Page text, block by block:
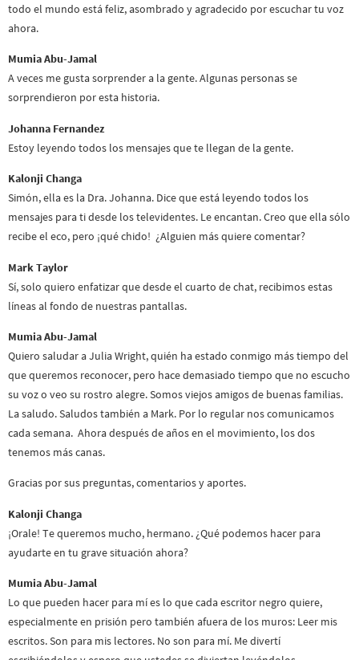
todo el mundo está feliz, asombrado y agradecido por escuchar tu voz
ahora.
Mumia Abu-Jamal
A veces me gusta sorprender a la gente. Algunas personas se
sorprendieron por esta historia.
Johanna Fernandez
Estoy leyendo todos los mensajes que te llegan de la gente.
Kalonji Changa
Simón, ella es la Dra. Johanna. Dice que está leyendo todos los
mensajes para ti desde los televidentes. Le encantan. Creo que ella sólo
recibe el eco, pero ¡qué chido! ¿Alguien más quiere comentar?
Mark Taylor
Sí, solo quiero enfatizar que desde el cuarto de chat, recibimos estas
líneas al fondo de nuestras pantallas.
Mumia Abu-Jamal
Quiero saludar a Julia Wright, quién ha estado conmigo más tiempo del
que queremos reconocer, pero hace demasiado tiempo que no escucho
su voz o veo su rostro alegre. Somos viejos amigos de buenas familias.
La saludo. Saludos también a Mark. Por lo regular nos comunicamos
cada semana. Ahora después de años en el movimiento, los dos
tenemos más canas.
Gracias por sus preguntas, comentarios y aportes.
Kalonji Changa
¡Orale! Te queremos mucho, hermano. ¿Qué podemos hacer para
ayudarte en tu grave situación ahora?
Mumia Abu-Jamal
Lo que pueden hacer para mí es lo que cada escritor negro quiere,
especialmente en prisión pero también afuera de los muros: Leer mis
escritos. Son para mis lectores. No son para mí. Me divertí